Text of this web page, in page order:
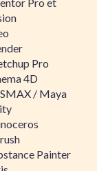
Pro
4D
/ Maya
Painter